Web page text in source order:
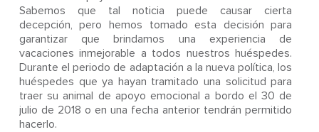
Sabemos que tal noticia puede causar cierta
decepción, pero hemos tomado esta decisión para
garantizar que brindamos una experiencia de
vacaciones inmejorable a todos nuestros huéspedes.
Durante el periodo de adaptación a la nueva política, los
huéspedes que ya hayan tramitado una solicitud para
traer su animal de apoyo emocional a bordo el 30 de
julio de 2018 o en una fecha anterior tendrán permitido
hacerlo.